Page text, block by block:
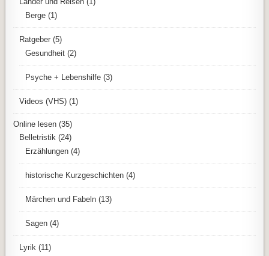
Berge (1)
Ratgeber (5)
Gesundheit (2)
Psyche + Lebenshilfe (3)
Videos (VHS) (1)
Online lesen (35)
Belletristik (24)
Erzählungen (4)
historische Kurzgeschichten (4)
Märchen und Fabeln (13)
Sagen (4)
Lyrik (11)